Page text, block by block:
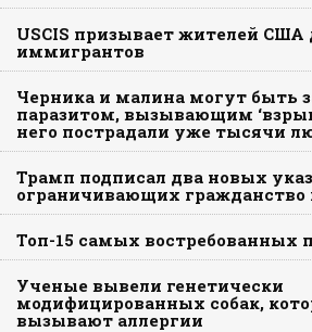
USCIS призывает жителей США
иммигрантов
Черника и малина могут быть
паразитом, вызывающим
него пострадали уже тысячи
Трамп подписал два новых
ограничивающих
Топ-15 самых востребованных
Ученые вывели генетически
модифицированных собак,
вызывают аллергии